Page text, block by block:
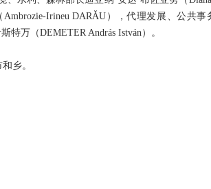
Irineu DARĂU），代理发展、公共
特万（DEMETER András István）。
乡。